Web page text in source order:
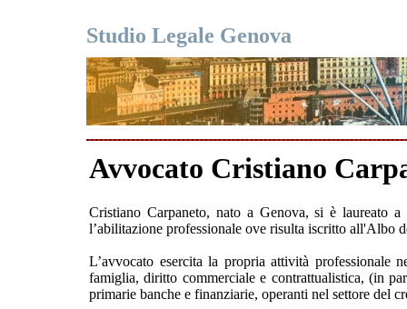
Studio Legale Genova
Avvocato Cristiano
Cristiano Carpaneto, nato a Genova, si è laureato
l’abilitazione professionale ove risulta iscritto all'Albo
L’avvocato esercita la propria attività
famiglia, diritto commerciale e contrattualistica, (in
primarie banche e finanziarie, operanti nel settore del